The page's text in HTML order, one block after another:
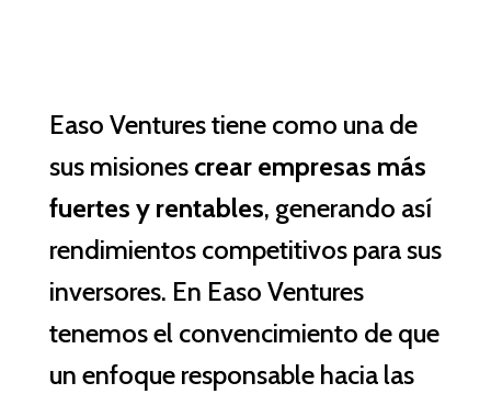
Easo Ventures tiene como una de
sus misiones crear empresas más
fuertes y rentables, generando así
rendimientos competitivos para sus
inversores. En Easo Ventures
tenemos el convencimiento de que
un enfoque responsable hacia las